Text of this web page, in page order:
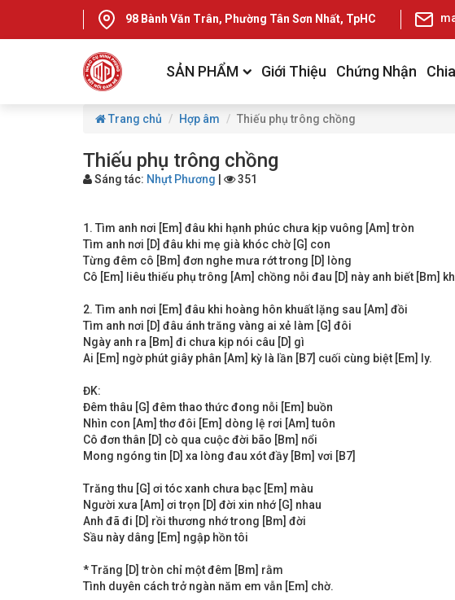
98 Bành Văn Trân, Phường Tân Sơn Nhất, TpHCM
SẢN PHẨM Giới Thiệu Chứng Nhận
Trang chủ Hợp âm Thiếu phụ trông chồng
Thiếu phụ trông chồng
Sáng tác: Nhựt Phương 351
1. Tìm anh nơi [Em] đâu khi hạnh phúc chưa kịp vuông [Am] tròn
Tìm anh nơi [D] đâu khi mẹ già khóc chờ [G] con
Từng đêm cô [Bm] đơn nghe mưa rớt trong [D] lòng
Cô [Em] liêu thiếu phụ trông [Am] chồng nỗi đau [D] này anh biết [Bm]
2. Tìm anh nơi [Em] đâu khi hoàng hôn khuất lặng sau [Am] đồi
Tìm anh nơi [D] đâu ánh trăng vàng ai xẻ làm [G] đôi
Ngày anh ra [Bm] đi chưa kịp nói câu [D] gì
Ai [Em] ngờ phút giây phân [Am] kỳ là lần [B7] cuối cùng biệt [Em] ly.
ĐK:
Đêm thâu [G] đêm thao thức đong nỗi [Em] buồn
Nhìn con [Am] thơ đôi [Em] dòng lệ rơi [Am] tuôn
Cô đơn thân [D] cò qua cuộc đời bão [Bm] nổi
Mong ngóng tin [D] xa lòng đau xót đầy [Bm] vơi [B7]
Trăng thu [G] ơi tóc xanh chưa bạc [Em] màu
Người xưa [Am] ơi trọn [D] đời xin nhớ [G] nhau
Anh đã đi [D] rồi thương nhớ trong [Bm] đời
Sầu này dâng [Em] ngập hồn tôi
* Trăng [D] tròn chỉ một đêm [Bm] rằm
Tình duyên cách trở ngàn năm em vẫn [Em] chờ.